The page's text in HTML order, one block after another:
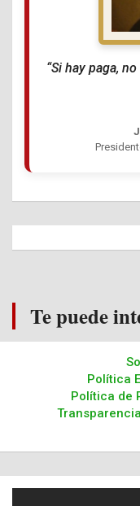
“Si hay paga,
Te puede
Política
Política de
Transparencia